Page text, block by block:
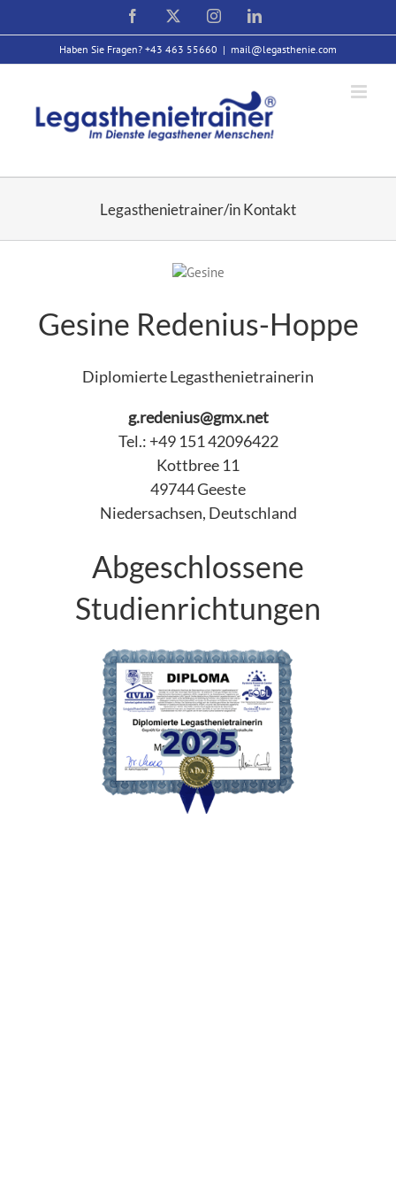
Facebook InstagramLinkedIn
Haben Sie Fragen? +43 463 55660 | mail@legasthenie.com
Legasthenietrainer/in Kontakt
Gesine Redenius-Hoppe
Diplomierte Legasthenietrainerin
g.redenius@gmx.net
Tel.: +49 151 42096422
Kottbree 11
49744 Geeste
Niedersachsen, Deutschland
Abgeschlossene
Studienrichtungen